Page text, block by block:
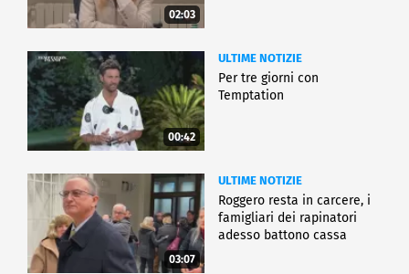
02:03
00:42
ULTIME NOTIZIE
Per tre giorni con
Temptation
03:07
ULTIME NOTIZIE
Roggero resta in carcere, i
famigliari dei rapinatori
adesso battono cassa